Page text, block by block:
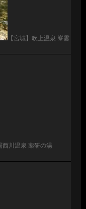
【宮城】吹上温泉 峯雲
西川温泉 薬研の湯